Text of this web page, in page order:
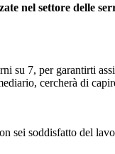
nel settore delle
su 7, per garantirti
cercherà di
sei soddisfatto del